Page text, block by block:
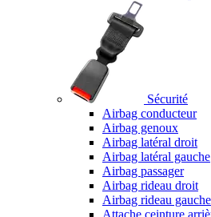
Sécurité
Airbag conducteur
Airbag genoux
Airbag latéral droit
Airbag latéral gauche
Airbag passager
Airbag rideau droit
Airbag rideau gauche
Attache ceinture